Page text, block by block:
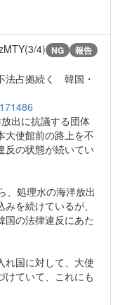
4) NG 報告
法占拠続く 韓国・
出に抗議する団体
大使館前の路上を不
反の状態が続いてい
、処理水の海洋放出
を続けているが、
国の法律違反にあた
れ国に対して、大使
けていて、これにも